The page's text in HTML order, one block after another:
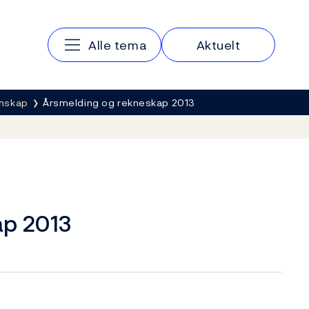
Hovedmeny
Alle tema Aktuelt
Årsmelding og rekneskap 2013
2013